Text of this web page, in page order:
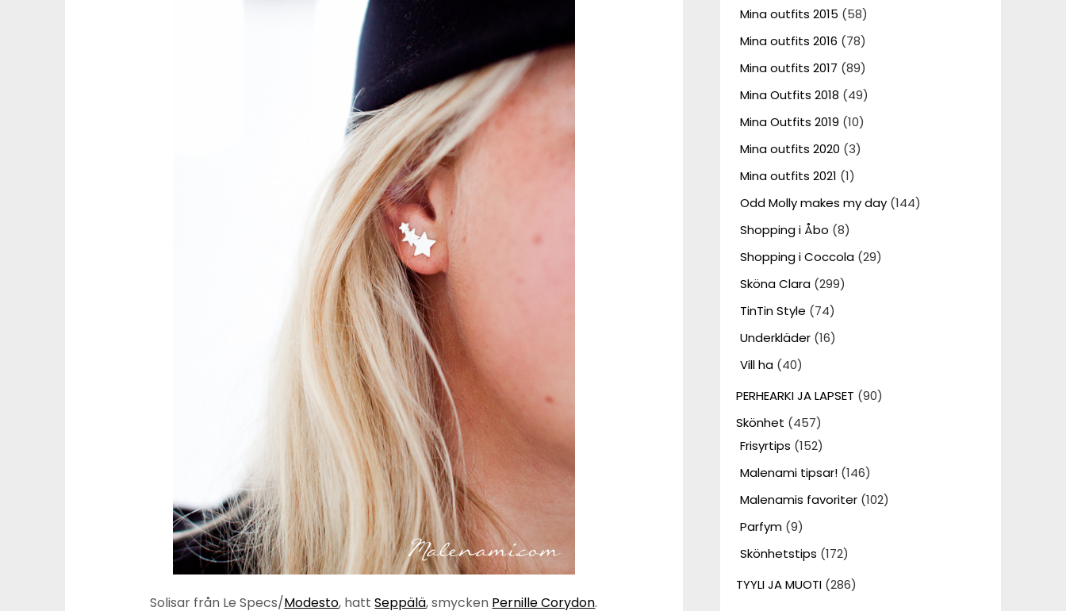
Solisar från Le Specs/Modesto, hattSeppälä, smycken Pernille Corydon.
Mina outfits 2015 (58)
Mina outfits 2016 (78)
Mina outfits 2017 (89)
Mina Outfits 2018 (49)
Mina Outfits 2019 (10)
Mina outfits 2020 (3)
Mina outfits 2021 (1)
Odd Molly makes my day(144)
Shopping i Åbo (8)
Shopping i Coccola(29)
Sköna Clara(299)
TinTin Style (74)
Underkläder(16)
Vill ha(40)
PERHEARKI JA LAPSET (90)
Skönhet (457)
Frisyrtips (152)
Malenami tipsar!(146)
Malenamis favoriter(102)
Parfym(9)
Skönhetstips (172)
TYYLI JA MUOTI(286)